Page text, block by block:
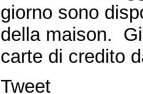
giorno sono
della maison.
carte di credito
Tweet